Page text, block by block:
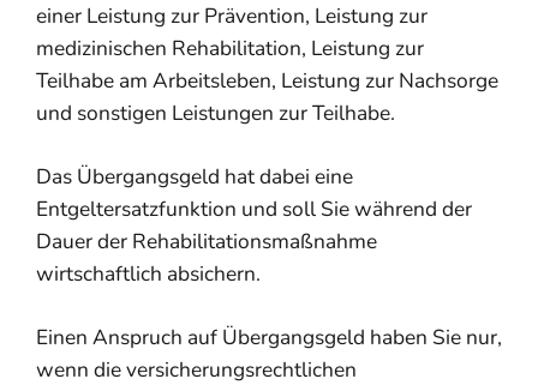
einer Leistung zur Prävention, Leistung zur
medizinischen Rehabilitation, Leistung zur
Teilhabe am Arbeitsleben, Leistung zur Nachsorge
und sonstigen Leistungen zur Teilhabe.
Das Übergangsgeld hat dabei eine
Entgeltersatzfunktion und soll Sie während der
Dauer der Rehabilitationsmaßnahme
wirtschaftlich absichern.
Einen Anspruch auf Übergangsgeld haben Sie nur,
wenn die versicherungsrechtlichen